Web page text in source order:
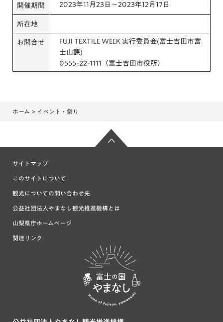
開催期間 2023年11月23日～2023年12月17日
所在地
お問合せ
FUJI TEXTILE WEEK 実行委員会(富士吉田市富
士山課)
0555-22-1111（富士吉田市役所）
ホーム > イベント・祭り
サイトマップ
このサイトについて
観光についての問い合わせ先
公益社団法人やまなし観光推進機構とは
山梨県庁ホームページ
関連リンク
富士の国や
まなし